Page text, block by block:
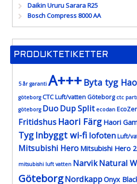
Daikin Ururu Sarara R25
Bosch Compress 8000 AA
PRODUKTETIKETTER
5 år garanti A+++ Byta tyg
göteborg CTC Luft/vatten Göteborg ctc
göteborg DuoDup Split ecodan
Fritidshus Haori Färg Haori
Tyg Inbyggt wi-fi lofotenLuft/
Mitsubishi Hero Mitsubishi Hero
mitsubishi luft vatten NarvikNatural
GöteborgNordkappOnyx